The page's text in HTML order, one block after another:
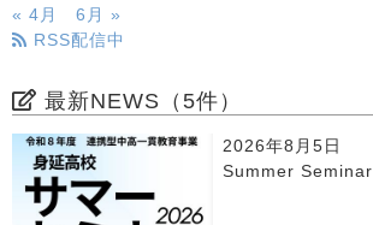
« 4月
6月 »
RSS配信中
最新NEWS（5件）
2026年8月5日
Summer Seminar